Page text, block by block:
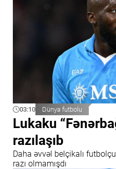
03:10 Dünya futbolu
Lukaku
razılaşıb
Daha əvvəl belçikalı
razı olmamışdı